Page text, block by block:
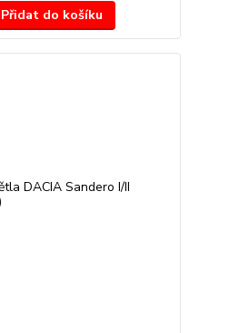
Přidat do košíku